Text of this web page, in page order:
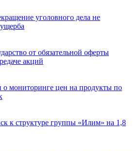
уголовного дела не
от обязательной оферты
акций
о мониторинге цен на продукты по
к структуре группы «Илим» на 1,8